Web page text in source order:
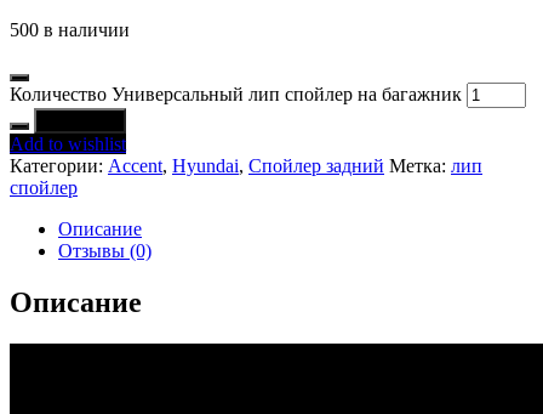
500 в наличии
Количество Универсальный лип спойлер на багажник
Add to wishlist
Категории: Accent, Hyundai, Спойлер задний Метка: лип
спойлер
Описание
Отзывы (0)
Описание